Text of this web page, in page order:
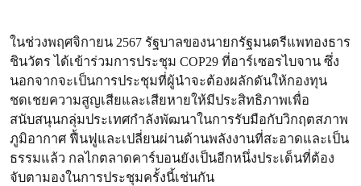
ในช่วงพฤศจิกายน 2567 รัฐบาลของนายกรัฐมนตรีแพทองธาร
ชินวัตร ได้เข้าร่วมการประชุม COP29 ที่อาร์เซอรไบจาน ซึ่ง
นอกจากจะเป็นการประชุมที่ผู้นำจะต้องผลักดันให้กองทุน
ชดเชยความสูญเสียและเสียหายให้มีประสิทธิภาพเพื่อ
สนับสนุนกลุ่มประเทศกำลังพัฒนาในการรับมือกับวิกฤตสภาพ
ภูมิอากาศ ฟื้นฟูและเปลี่ยนผ่านด้านพลังงานที่สะอาดและเป็น
ธรรมแล้ว กลไกตลาดคาร์บอนยังเป็นอีกหนึ่งประเด็นที่ต้อง
จับตามองในการประชุมครั้งนี้เช่นกัน